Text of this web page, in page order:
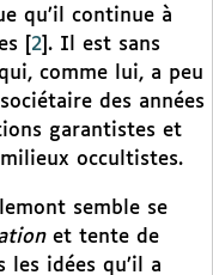
qu’il continue à
2 . Il est sans
comme lui, a peu
des années
garantistes et
occultistes.
semble se
et tente de
les idées qu’il a